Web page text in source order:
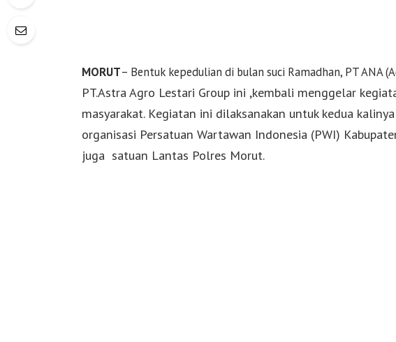
MORUT– Bentuk kepedulian di bulan suci Ramadhan, PT ANA
PT.Astra Agro Lestari Group ini ,kembali menggelar
masyarakat. Kegiatan ini dilaksanakan untuk kedua
organisasi Persatuan Wartawan Indonesia (PWI)
juga satuan Lantas Polres Morut.